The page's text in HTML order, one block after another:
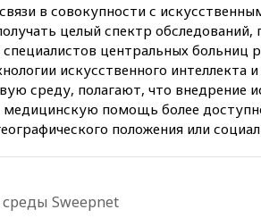
5
в совокупности с
целый спектр обследований,
центральных больниц
искусственного интеллекта
среду, полагают, что внедрение
медицинскую помощь более
положения или
Sweepnet